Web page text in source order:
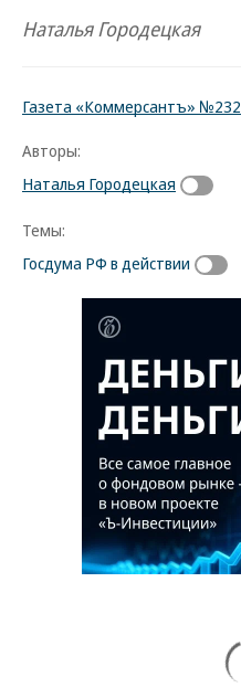
Наталья Городецкая
Газета «Коммерсантъ» №232
Авторы:
Наталья Городецкая
Темы:
Госдума РФ в действии